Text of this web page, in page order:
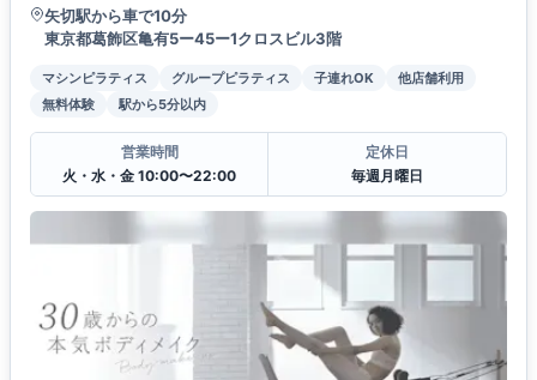
矢切駅から車で10分
東京都葛飾区亀有5ー45ー1クロスビル3階
マシンピラティス グループピラティス 子連れOK
他店舗利用
無料体験
駅から5分以内
営業時間
火・水・金 10:00〜22:00
定休日
毎週月曜日